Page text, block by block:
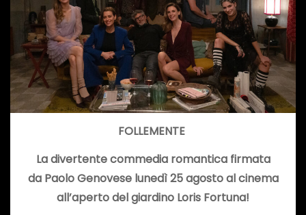
FOLLEMENTE
La divertente commedia romantica firmata
da Paolo Genovese lunedì 25 agosto al cinema
all’aperto del giardino Loris Fortuna!